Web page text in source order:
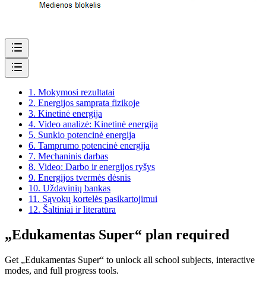
1. Mokymosi rezultatai
2. Energijos samprata fizikoje
3. Kinetinė energija
4. Video analizė: Kinetinė energija
5. Sunkio potencinė energija
6. Tamprumo potencinė energija
7. Mechaninis darbas
8. Video: Darbo ir energijos ryšys
9. Energijos tvermės dėsnis
10. Uždavinių bankas
11. Sąvokų kortelės pasikartojimui
12. Šaltiniai ir literatūra
„Edukamentas Super“ plan required
Get „Edukamentas Super“ to unlock all school subjects, interactive
modes, and full progress tools.